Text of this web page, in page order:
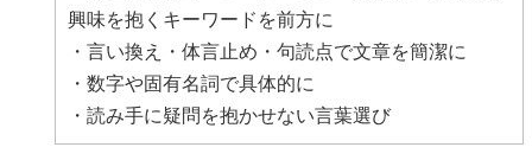
興味を抱くキーワードを前方に
・言い換え・体言止め・句読点で文章を簡潔に
・数字や固有名詞で具体的に
・読み手に疑問を抱かせない言葉選び